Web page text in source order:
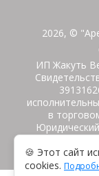
2026, ©
ИП Жакуть
в
Витебская
🍪 Этот сайт
cookies.